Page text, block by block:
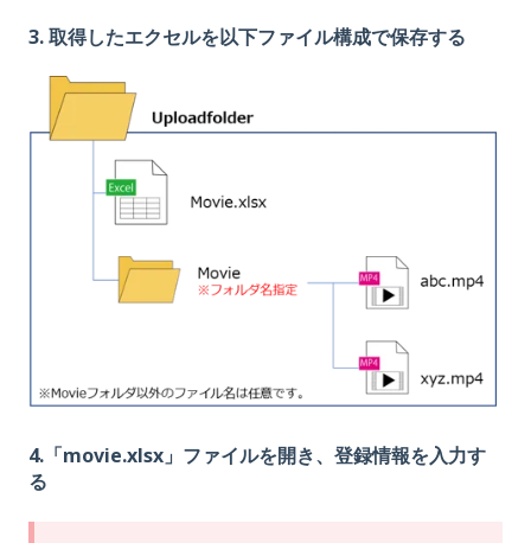
3. 取得したエクセルを以下ファイル構成で保存する
4.「movie.xlsx」ファイルを開き、登録情報を入力す
る